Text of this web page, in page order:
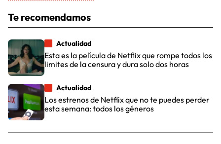
Te recomendamos
Actualidad
Esta es la película de Netflix que rompe todos los
limites de la censura y dura solo dos horas
Actualidad
Los estrenos de Netflix que no te puedes perder
esta semana: todos los géneros